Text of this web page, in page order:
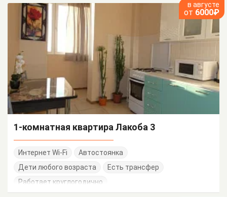
в августе
от 6000₽
1-комнатная квартира Лакоба 3
Интернет Wi-Fi
Автостоянка
Дети любого возраста
Есть трансфер
Работает круглогодично